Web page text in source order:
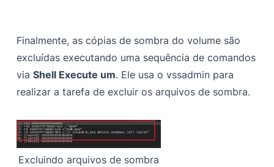
Finalmente, as cópias de sombra do volume são
excluídas executando uma sequência de comandos
viaShell Execute um. Ele usa o vssadmin para
realizar a tarefa de excluir os arquivos de sombra.
Excluindo arquivos de sombra